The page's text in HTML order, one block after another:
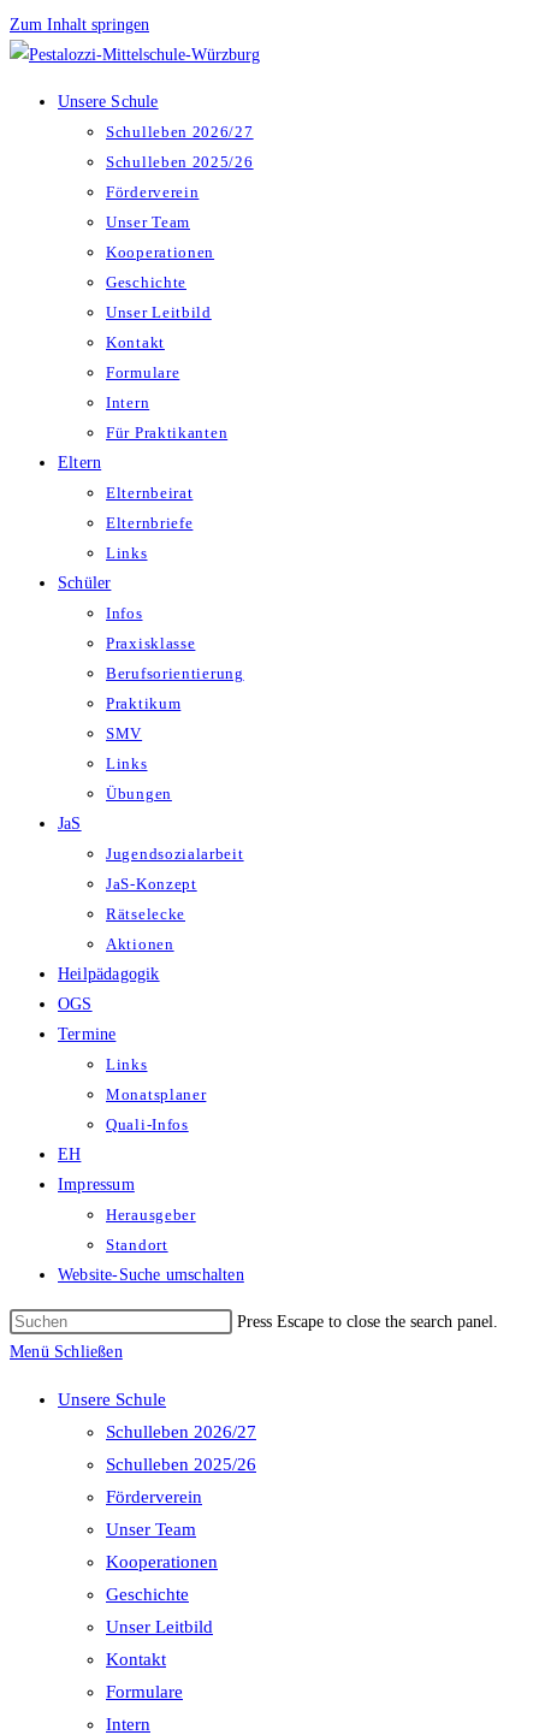
Zum Inhalt springen
Unsere Schule
Schulleben 2026/27
Schulleben 2025/26
Förderverein
Unser Team
Kooperationen
Geschichte
Unser Leitbild
Kontakt
Formulare
Intern
Für Praktikanten
Eltern
Elternbeirat
Elternbriefe
Links
Schüler
Infos
Praxisklasse
Berufsorientierung
Praktikum
SMV
Links
Übungen
JaS
Jugendsozialarbeit
JaS-Konzept
Rätselecke
Aktionen
Heilpädagogik
OGS
Termine
Links
Monatsplaner
Quali-Infos
EH
Impressum
Herausgeber
Standort
Website-Suche umschalten
Press Escape to close the search panel.
Menü Schließen
Unsere Schule
Schulleben 2026/27
Schulleben 2025/26
Förderverein
Unser Team
Kooperationen
Geschichte
Unser Leitbild
Kontakt
Formulare
Intern